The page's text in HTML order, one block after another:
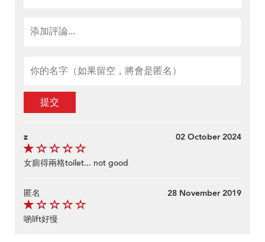
提交
z 02 October 2024
女廁得兩格toilet... not good
匿名 28 November 2019
啲lift好慢